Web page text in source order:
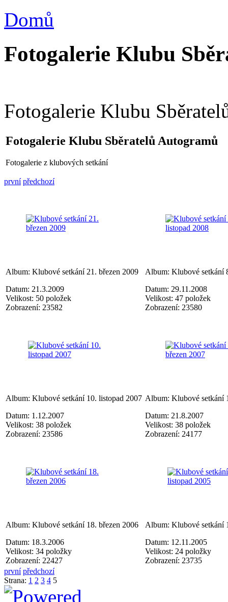
Domů
Fotogalerie Klubu
Fotogalerie Klubu
Fotogalerie Klubu Sběratelů Autogramů
Fotogalerie z klubových setkání
první předchozí
Album: Klubové setkání 21. březen 2009
Datum: 21.3.2009
Velikost: 50 položek
Zobrazení: 23582
Album: Klubové setkání
Datum: 29.11.2008
Velikost: 47 položek
Zobrazení: 23580
Album: Klubové setkání 10. listopad 2007
Datum: 1.12.2007
Velikost: 38 položek
Zobrazení: 23586
Album: Klubové setkání
Datum: 21.8.2007
Velikost: 38 položek
Zobrazení: 24177
Album: Klubové setkání 18. březen 2006
Datum: 18.3.2006
Velikost: 34 položky
Zobrazení: 22427
Album: Klubové setkání
Datum: 12.11.2005
Velikost: 24 položky
Zobrazení: 23735
první předchozí
Strana: 1 2 3 4 5